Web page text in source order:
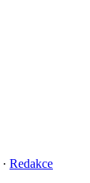
· Redakce